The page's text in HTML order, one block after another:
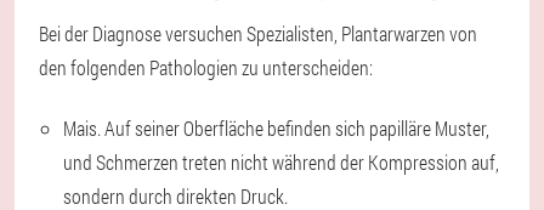
Bei der Diagnose versuchen Spezialisten, Plantarwarzen von
den folgenden Pathologien zu unterscheiden:
Mais. Auf seiner Oberfläche befinden sich papilläre Muster,
und Schmerzen treten nicht während der Kompression auf,
sondern durch direkten Druck.